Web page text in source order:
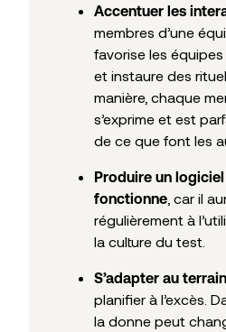
Accentuer les
membres d’une
favorise les
et instaure des
manière, chaque
s’exprime et est
de ce que font les
Produire un
fonctionne , car il
régulièrement à
la culture du test.
S’adapter au terrain
planifier à l’excès.
la donne peut